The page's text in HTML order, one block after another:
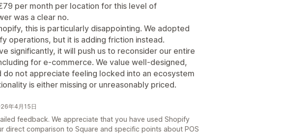
per month per location for this level of
was a clear no.
this is particularly disappointing. We adopted
operations, but it is adding friction instead.
significantly, it will push us to reconsider our entire
for e-commerce. We value well-designed,
do not appreciate feeling locked into an ecosystem
is either missing or unreasonably priced.
年4月15日
feedback. We appreciate that you have used Shopify
direct comparison to Square and specific points about POS